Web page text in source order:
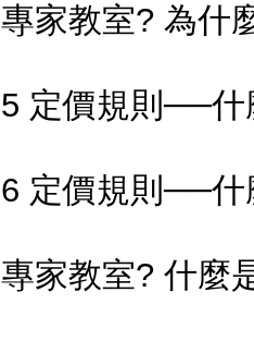
專家教室? 為什
5 定價規則──什
6 定價規則──什
專家教室? 什麼